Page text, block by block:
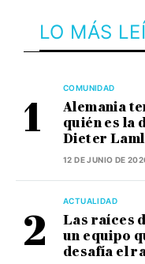
LO MÁS
COMUNIDAD
Alemania
quién es la
Dieter
12 DE JUNIO DE
ACTUALIDAD
Las raíces
un equipo
desafía el